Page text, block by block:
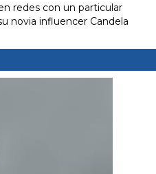
redes con un particular
novia influencer Candela